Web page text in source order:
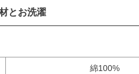
とお洗濯
綿100%